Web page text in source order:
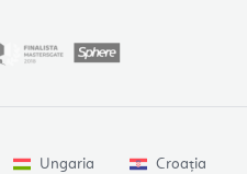
Ungaria Croația